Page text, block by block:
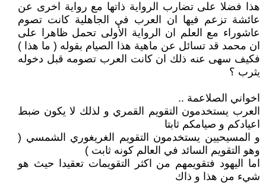
هذا فضلا على تضارب الرواية ذاتها مع رواية اخرى عن
عائشة تزعم فيها ان العرب في الجاهلية كانت تصوم
عاشوراء مع العلم ان الرواية الأولى تحمل ظاهرا على
ان محمد قد تسائل عن ماهية هذا الصيام بقوله ( ما هذا )
فكيف سهى عنه ذلك ان كانت العرب تصومه قبل دخوله
يثرب ؟
اخواني الصلاعمة ..
العرب يستخدمون التقويم القمري و لذلك لا يكون ضبط
اعيادكم و صيامكم ثابتا
و المسيحيين يستخدمون التقويم الغريغوري الشمسي (
وهو التقويم السائد في العالم كونه ثابت )
اما اليهود فتقويمهم من اكثر التقويمات تعقيدا حيث هو
شيء من هذا و ذاك